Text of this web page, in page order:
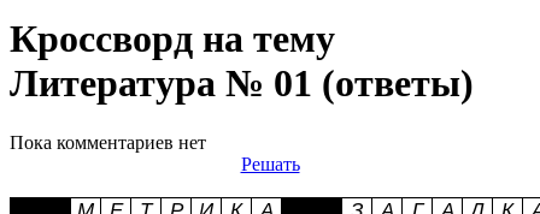
Кроссворд на тему
Литература № 01 (ответы)
Пока комментариев нет
Решать